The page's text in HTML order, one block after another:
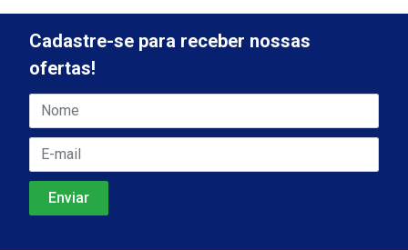
Cadastre-se para receber nossas
ofertas!